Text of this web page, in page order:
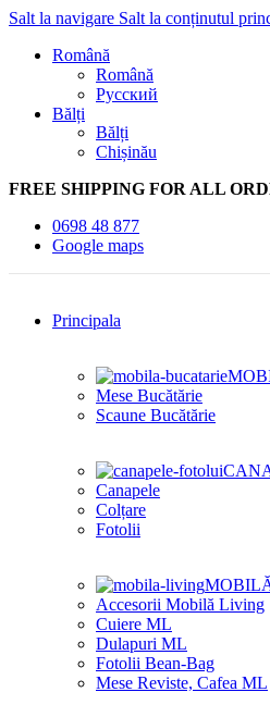
Salt la navigare Salt la conținutul
Română
Română
Русский
Bălți
Bălți
Chișinău
FREE SHIPPING FOR ALL
0698 48 877
Google maps
Principala
Mese Bucătărie
Scaune Bucătărie
Canapele
Colțare
Fotolii
Accesorii Mobilă Living
Cuiere ML
Dulapuri ML
Fotolii Bean-Bag
Mese Reviste, Cafea ML